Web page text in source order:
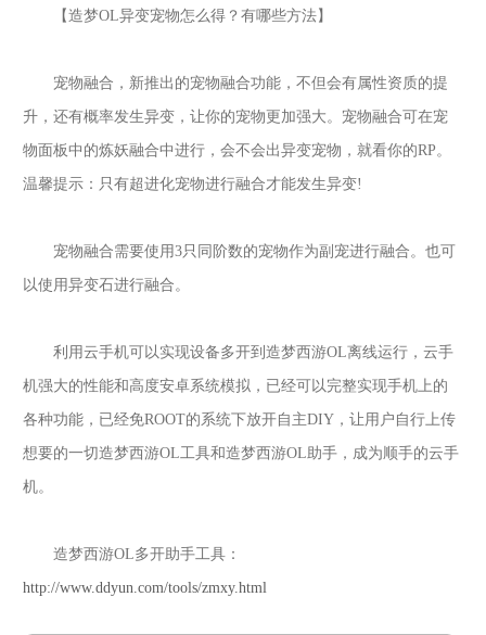
【造梦OL异变宠物怎么得？有哪些方法】
宠物融合，新推出的宠物融合功能，不但会有属性资质的提
升，还有概率发生异变，让你的宠物更加强大。宠物融合可在宠
物面板中的炼妖融合中进行，会不会出异变宠物，就看你的RP。
温馨提示：只有超进化宠物进行融合才能发生异变!
宠物融合需要使用3只同阶数的宠物作为副宠进行融合。也可
以使用异变石进行融合。
利用云手机可以实现设备多开到造梦西游OL离线运行，云手
机强大的性能和高度安卓系统模拟，已经可以完整实现手机上的
各种功能，已经免ROOT的系统下放开自主DIY，让用户自行上传
想要的一切造梦西游OL工具和造梦西游OL助手，成为顺手的云手
机。
造梦西游OL多开助手工具：
http://www.ddyun.com/tools/zmxy.html